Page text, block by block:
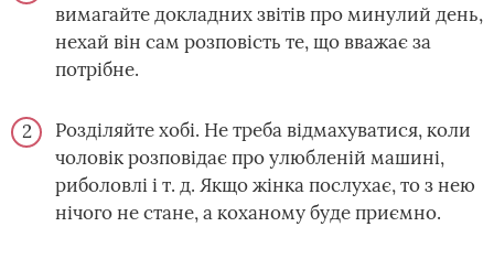
вимагайте докладних звітів про минулий день,
нехай він сам розповість те, що вважає за
потрібне.
Розділяйте хобі. Не треба відмахуватися, коли
чоловік розповідає про улюбленій машині,
риболовлі і т. д. Якщо жінка послухає, то з нею
нічого не стане, а коханому буде приємно.